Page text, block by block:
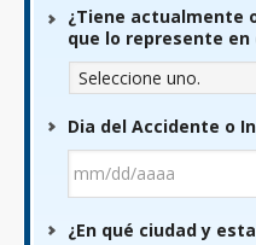
¿Tiene actualmente
que lo represente
Dia del Accidente o
barra
¿En qué ciudad y